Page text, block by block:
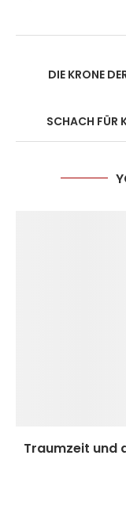
DIE KRONE
SCHACH FÜR
Traumzeit und